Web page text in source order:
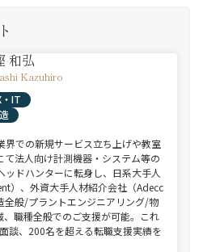
和弘
Kazuhiro
・IT
界での新規サービス立ち上げや教室
法人向け計測機器・システム等の
ドハンターに転身し、日系大手人
）、外資大手人材紹介会社（Adecc
全般/プラントエンジニアリング/物
職種全般でのご支援が可能。これ
談、200名を超える転職支援実績を